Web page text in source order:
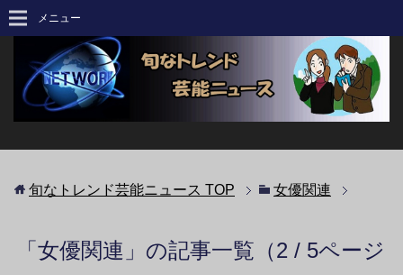
メニュー
旬なトレンド芸能ニュース TOP 女優関連
「女優関連」の記事一覧（2 / 5ページ